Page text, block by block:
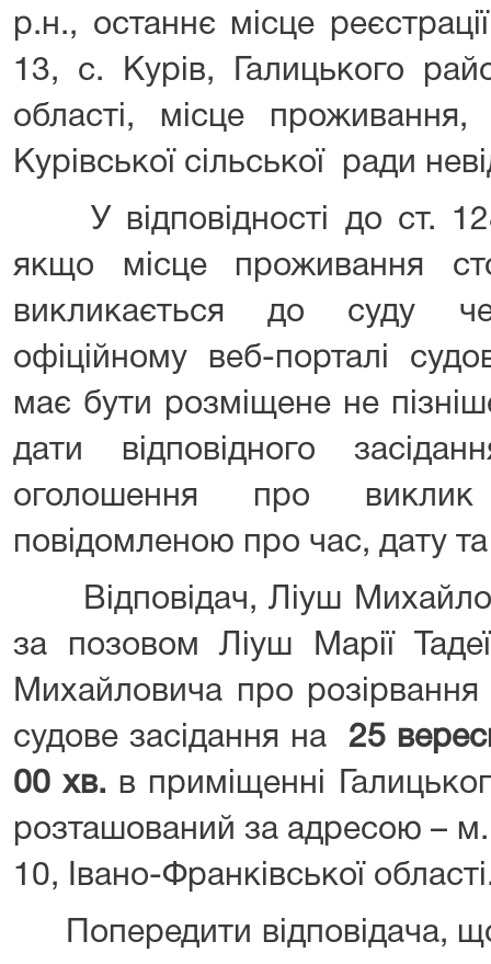
р.н., останнє місце
13, с. Курів, Галицького
області, місце проживання,
Курівської сільської ради
У відповідності до ст.
якщо місце проживання
викликається до суду
офіційному веб-порталі
має бути розміщене не
дати відповідного
оголошення про
повідомленою про час, дату
Відповідач, Ліуш Михайло
за позовом Ліуш Марії
Михайловича про
судове засідання на
25
00 хв. в приміщенні
розташований за адресою – м.
10, Івано-Франківської
Попередити відповідача,